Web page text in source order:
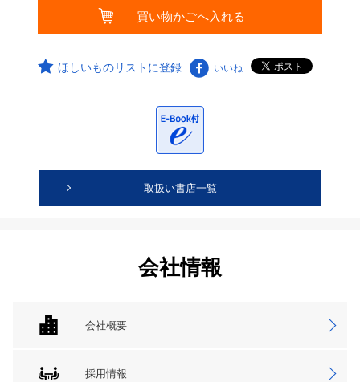
ほしいものリストに登録 いいね
取扱い書店一覧
会社情報
会社概要
採用情報